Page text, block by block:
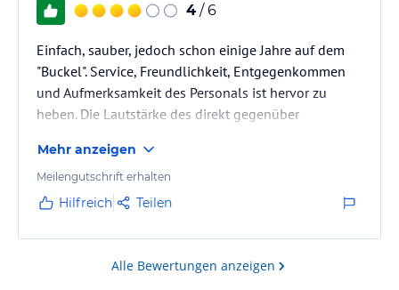
4 / 6
Einfach, sauber, jedoch schon einige Jahre auf dem
"Buckel". Service, Freundlichkeit, Entgegenkommen
und Aufmerksamkeit des Personals ist hervor zu
heben. Die Lautstärke des direkt gegenüber
Hotel vorbei führende Bundesstraße 26 ist bei
leichtem Schlaf leicht störend. Parkplätze sind
genügend vorhanden.
Mehr anzeigen
Meilengutschrift erhalten
Hilfreich Teilen
Alle Bewertungen anzeigen